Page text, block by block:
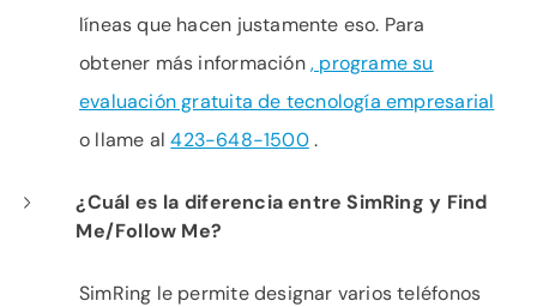
líneas que hacen justamente eso. Para
obtener más información, programe su
evaluación gratuita de tecnología empresarial
o llame al423-648-1500.
¿Cuál es la diferencia entre SimRing y Find
Me/Follow Me?
SimRing le permite designar varios teléfonos